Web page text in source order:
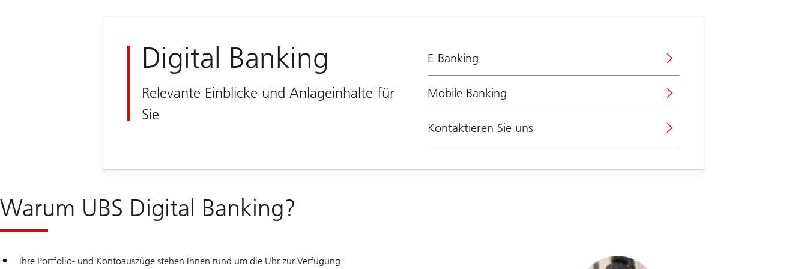
Digital Banking
Relevante Einblicke und Anlageinhalte für
Sie
E-Banking
Mobile Banking
Kontaktieren Sie uns
Warum UBS Digital Banking?
Ihre Portfolio- und Kontoauszüge stehen Ihnen rund um die Uhr zur Verfügung.